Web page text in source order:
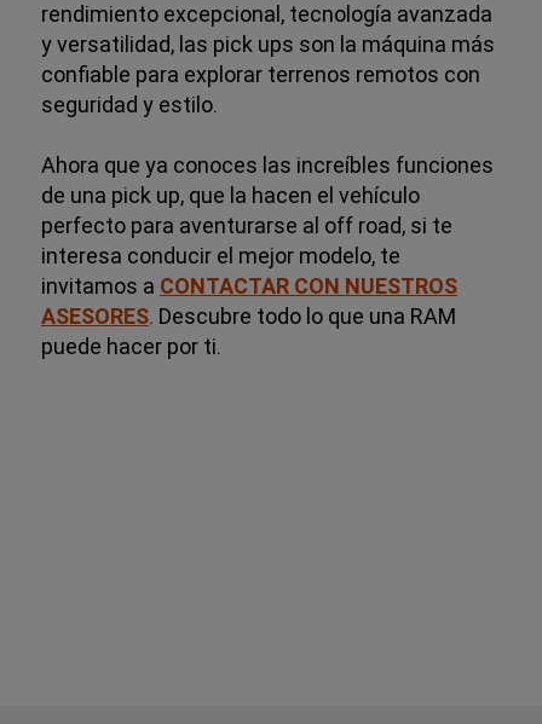
rendimiento excepcional, tecnología avanzada
y versatilidad, las pick ups son la máquina más
confiable para explorar terrenos remotos con
seguridad y estilo.
Ahora que ya conoces las increíbles funciones
de una pick up, que la hacen el vehículo
perfecto para aventurarse al off road, si te
interesa conducir el mejor modelo, te
invitamos a CONTACTAR CON NUESTROS
ASESORES. Descubre todo lo que una RAM
puede hacer por ti.